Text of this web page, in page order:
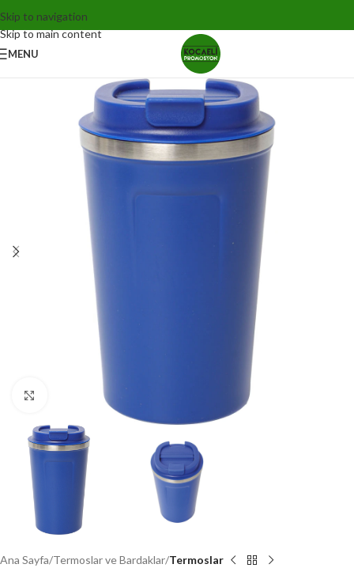
Skip to navigation
Skip to main content
MENU
Click to enlarge
Ana Sayfa Termoslar ve Bardaklar Termoslar